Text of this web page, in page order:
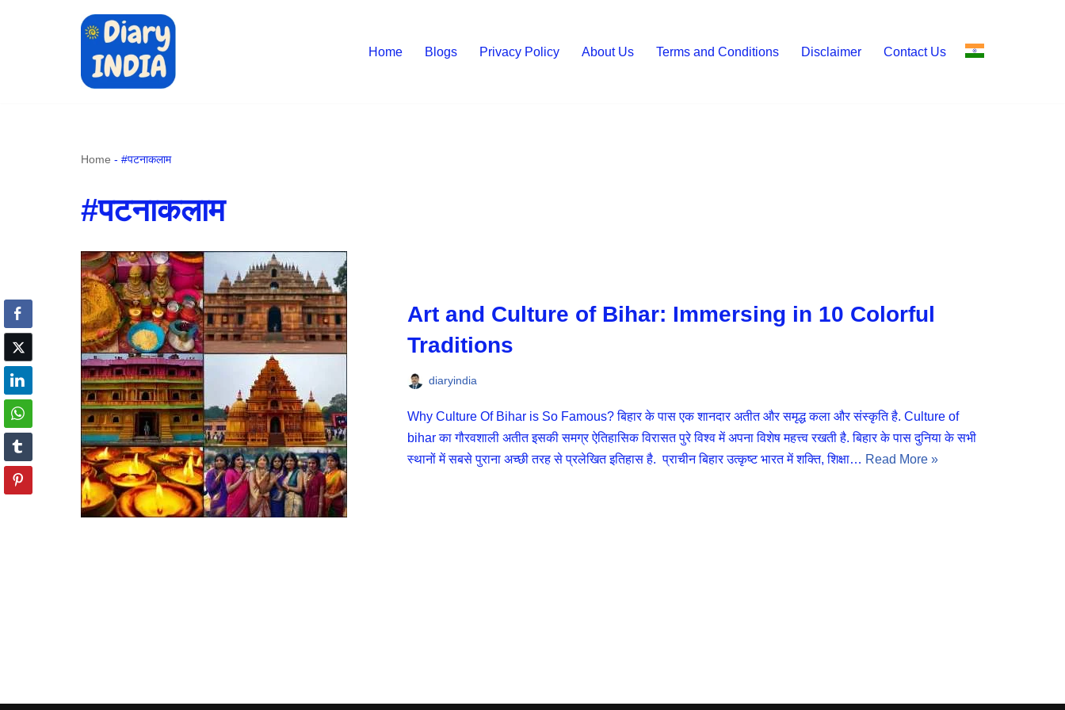
Home Blogs Privacy Policy About Us Terms and Conditions Disclaimer Contact Us
Home - #पटनाकलाम
#पटनाकलाम
Art and Culture of Bihar: Immersing in 10 Colorful
Traditions
diaryindia
Why Culture Of Bihar is So Famous? बिहार के पास एक शानदार अतीत और समृद्ध कला और संस्कृति है. Culture of
bihar का गौरवशाली अतीत इसकी समग्र ऐतिहासिक विरासत पुरे विश्व में अपना विशेष महत्त्व रखती है. बिहार के पास दुनिया के सभी
स्थानों में सबसे पुराना अच्छी तरह से प्रलेखित इतिहास है. प्राचीन बिहार उत्कृष्ट भारत में शक्ति, शिक्षा… Read More »